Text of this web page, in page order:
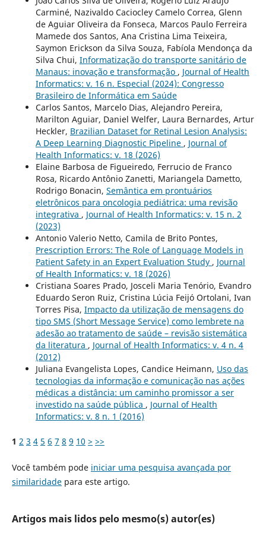
Carminé, Nazivaldo Caciocley Camelo Correa, Glenn
de Aguiar Oliveira da Fonseca, Marcos Paulo Ferreira
Mamede dos Santos, Ana Cristina Lima Teixeira,
Saymon Erickson da Silva Souza, Fabíola Mendonça da
Silva Chui, Informatização do transporte sanitário de
Manaus: inovação e transformação , Journal of Health
Informatics: v. 16 n. Especial (2024): Congresso
Brasileiro de Informática em Saúde
Carlos Santos, Marcelo Dias, Alejandro Pereira,
Marilton Aguiar, Daniel Welfer, Laura Bernardes, Artur
Heckler, Brazilian Dataset for Retinal Lesion Analysis:
A Deep Learning Diagnostic Pipeline , Journal of
Health Informatics: v. 18 (2026)
Elaine Barbosa de Figueiredo, Ferrucio de Franco
Rosa, Ricardo Antônio Zanetti, Mariangela Dametto,
Rodrigo Bonacin, Semântica em prontuários
eletrônicos para oncologia pediátrica: uma revisão
integrativa , Journal of Health Informatics: v. 15 n. 2
(2023)
Antonio Valerio Netto, Camila de Brito Pontes,
Prescription Errors: The Role of Language Models in
Patient Safety in an Expert Evaluation Study , Journal
of Health Informatics: v. 18 (2026)
Cristiana Soares Prado, Josceli Maria Tenório, Evandro
Eduardo Seron Ruiz, Cristina Lúcia Feijó Ortolani, Ivan
Torres Pisa, Impacto da utilização de mensagens do
tipo SMS (Short Message Service) como lembrete na
adesão ao tratamento de saúde – revisão sistemática
da literatura , Journal of Health Informatics: v. 4 n. 4
(2012)
Juliana Evangelista Lopes, Candice Heimann, Uso das
tecnologias da informação e comunicação nas ações
médicas a distância: um caminho promissor a ser
investido na saúde pública , Journal of Health
Informatics: v. 8 n. 1 (2016)
1 2 3 4 5 6 7 8 9 10 > >>
Você também pode iniciar uma pesquisa avançada por
similaridadepara este artigo.
Artigos mais lidos pelo mesmo(s) autor(es)